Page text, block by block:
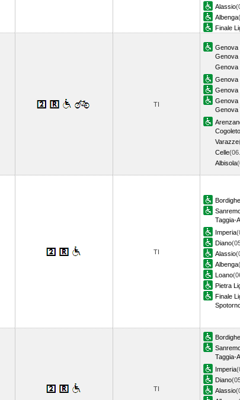
Alassio
Albenga
Finale
TI
Genova
Genova
Genova
Genova
Genova
Genova
Genova
Cogoleto
Varazze
Celle
Albisola
TI
Taggia-
Imperia
Diano
Alassio
Albenga
Loano
Pietra
Finale
TI
Taggia-
Imperia
Diano
Alassio